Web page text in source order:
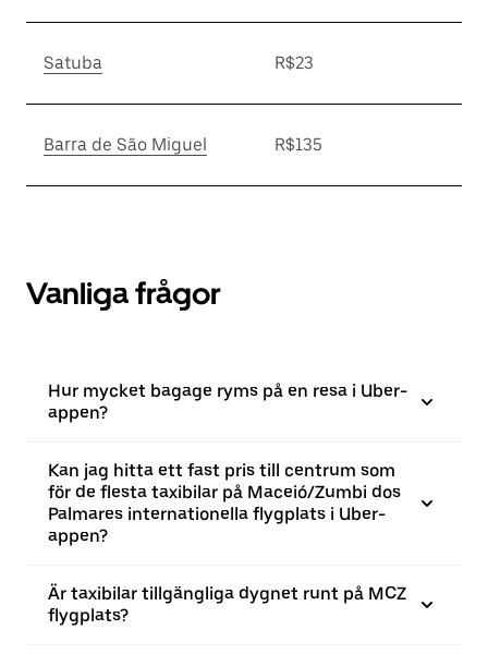
Satuba R$23
Barra de São Miguel R$135
Vanliga frågor
Hur mycket bagage ryms på en resa i Uber-
appen?
Kan jag hitta ett fast pris till centrum som
för de flesta taxibilar på Maceió/Zumbi dos
Palmares internationella flygplats i Uber-
appen?
Är taxibilar tillgängliga dygnet runt på MCZ
flygplats?